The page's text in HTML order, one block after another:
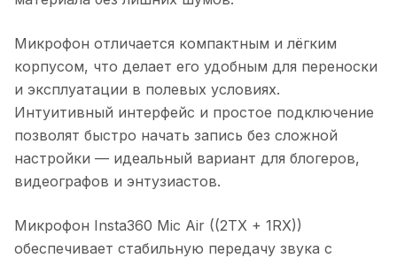
Микрофон отличается компактным и лёгким
корпусом, что делает его удобным для переноски
и эксплуатации в полевых условиях.
Интуитивный интерфейс и простое подключение
позволят быстро начать запись без сложной
настройки — идеальный вариант для блогеров,
видеографов и энтузиастов.
Микрофон Insta360 Mic Air ((2TX + 1RX))
обеспечивает стабильную передачу звука с